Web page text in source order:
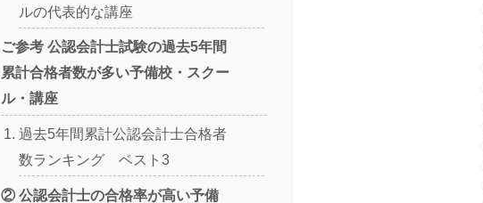
ルの代表的な講座
ご参考 公認会計士試験の過去5年間
累計合格者数が多い予備校・スクー
ル・講座
過去5年間累計公認会計士合格者
数ランキング ベスト3
② 公認会計士の合格率が高い予備